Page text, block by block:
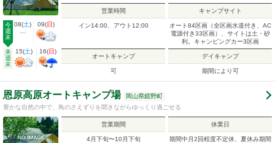
今
週
末
08(土)
---
09(日)
来
週
末
15(土) 16(日)
営業時間
イン14:00、アウト12:00
キャンプサイト
オート84区画（全区画水道付き、AC
電源付き33区画）、サイトは土・砂
利。キャンピングカー3区画
オートキャンプ
可
デイキャンプ
期間により可
恩原高原オートキャンプ場
岡山県鏡野町
豊かな自然の中で、鳥のさえずりを聞きながらゆっくり過ごせる
営業期間
4月下旬〜10月下旬
休業日
期間中月2回程度不定休、夏休み期間